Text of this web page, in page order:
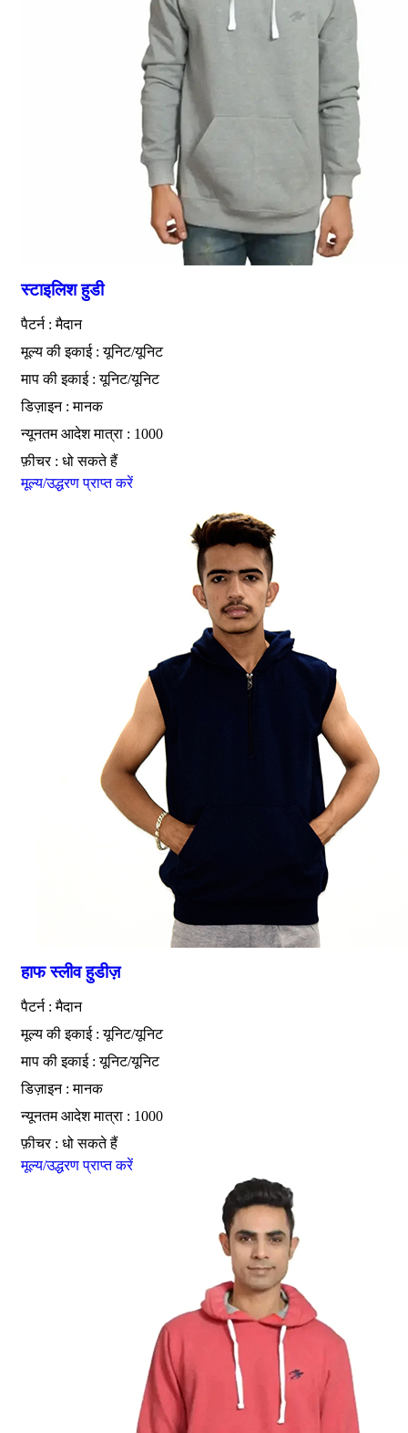
स्टाइलिश हुडी
पैटर्न : मैदान
मूल्य की इकाई : यूनिट/यूनिट
माप की इकाई : यूनिट/यूनिट
डिज़ाइन : मानक
न्यूनतम आदेश मात्रा : 1000
फ़ीचर : धो सकते हैं
मूल्य/उद्धरण प्राप्त करें
हाफ स्लीव हुडीज़
पैटर्न : मैदान
मूल्य की इकाई : यूनिट/यूनिट
माप की इकाई : यूनिट/यूनिट
डिज़ाइन : मानक
न्यूनतम आदेश मात्रा : 1000
फ़ीचर : धो सकते हैं
मूल्य/उद्धरण प्राप्त करें